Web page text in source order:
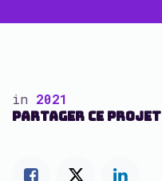
in 2021
PARTAGER CE PROJET